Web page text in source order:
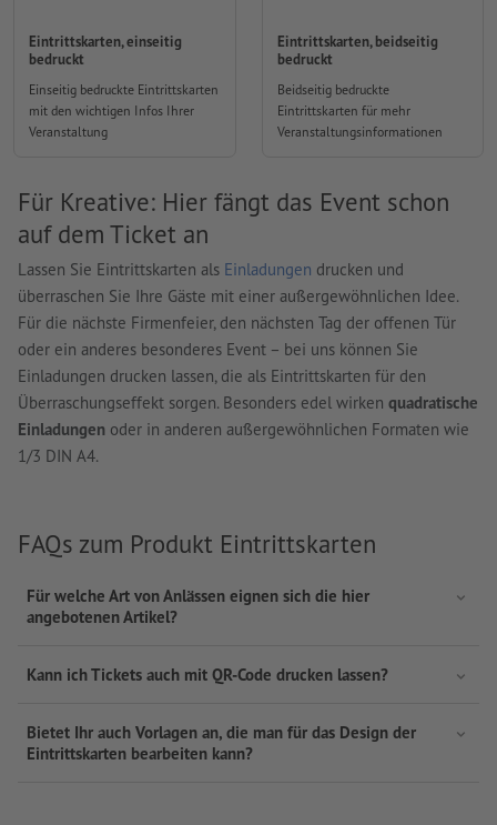
Eintrittskarten, einseitig
bedruckt
Einseitig bedruckte Eintrittskarten
mit den wichtigen Infos Ihrer
Veranstaltung
Eintrittskarten, beidseitig
bedruckt
Beidseitig bedruckte
Eintrittskarten für mehr
Veranstaltungsinformationen
Für Kreative: Hier fängt das Event schon
auf dem Ticket an
Lassen Sie Eintrittskarten als Einladungen drucken und
überraschen Sie Ihre Gäste mit einer außergewöhnlichen Idee.
Für die nächste Firmenfeier, den nächsten Tag der offenen Tür
oder ein anderes besonderes Event – bei uns können Sie
Einladungen drucken lassen, die als Eintrittskarten für den
Überraschungseffekt sorgen. Besonders edel wirken quadratische
Einladungen oder in anderen außergewöhnlichen Formaten wie
1/3 DIN A4.
FAQs zum Produkt Eintrittskarten
Für welche Art von Anlässen eignen sich die hier
angebotenen Artikel?
Kann ich Tickets auch mit QR-Code drucken lassen?
Bietet Ihr auch Vorlagen an, die man für das Design der
Eintrittskarten bearbeiten kann?